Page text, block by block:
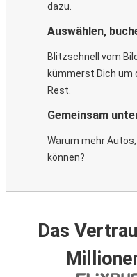
dazu.
Auswählen,
Blitzschnell vom
kümmerst Dich um
Rest.
Gemeinsam
Warum mehr
können?
Das